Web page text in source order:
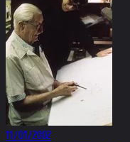
11/01/2002